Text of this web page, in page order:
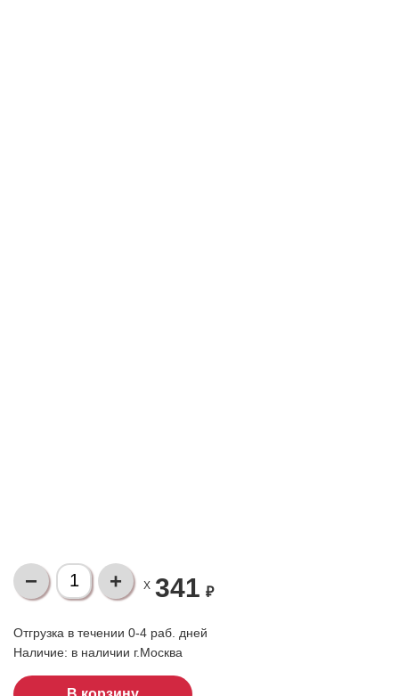
X 341 ₽
Отгрузка в течении 0-4 раб. дней
Наличие: в наличии г.Москва